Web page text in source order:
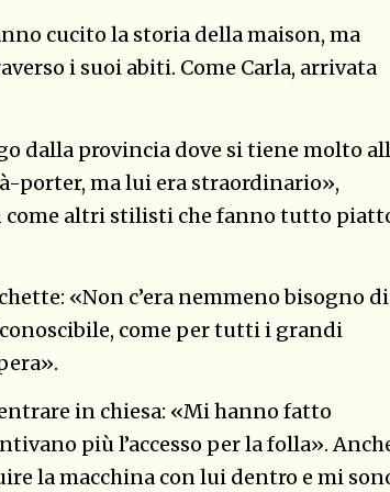
cucito la storia della maison, ma
i suoi abiti. Come Carla, arrivata
dalla provincia dove si tiene molto
porter, ma lui era straordinario»,
come altri stilisti che fanno tutto
«Non c’era nemmeno bisogno di
come per tutti i grandi
in chiesa: «Mi hanno fatto
più l’accesso per la folla».
la macchina con lui dentro e mi